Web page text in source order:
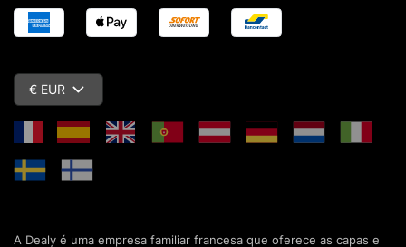
€ EUR
A Dealy é uma empresa familiar francesa que oferece as capas e